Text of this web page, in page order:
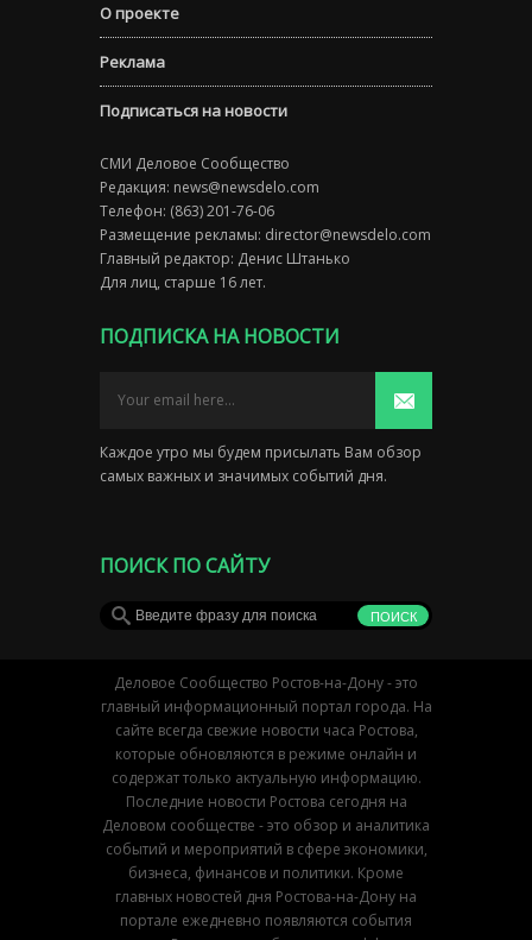
О проекте
Реклама
Подписаться на новости
СМИ Деловое Сообщество
Редакция: news@newsdelo.com
Телефон: (863) 201-76-06
Размещение рекламы: director@newsdelo.com
Главный редактор: Денис Штанько
Для лиц, старше 16 лет.
ПОДПИСКА НА НОВОСТИ
Каждое утро мы будем присылать Вам обзор
самых важных и значимых событий дня.
ПОИСК ПО САЙТУ
Деловое Сообщество Ростов-на-Дону - это
главный информационный портал города. На
сайте всегда свежие новости часа Ростова,
которые обновляются в режиме онлайн и
содержат только актуальную информацию.
Последние новости Ростова сегодня на
Деловом сообществе - это обзор и аналитика
событий и мероприятий в сфере экономики,
бизнеса, финансов и политики. Кроме
главных новостей дня Ростова-на-Дону на
портале ежедневно появляются события